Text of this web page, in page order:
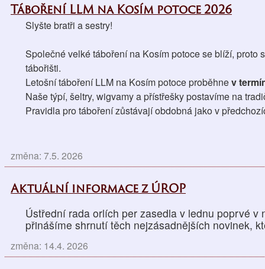
Táboření LLM na Kosím potoce 2026
Slyšte bratři a sestry!
Společné velké táboření na Kosím potoce se blíží, proto
tábořišti.
Letošní táboření LLM na Kosím potoce proběhne v
Naše týpí, šeltry, wigvamy a přístřešky postavíme na
Pravidla pro táboření zůstávají obdobná jako v
změna: 7.5. 2026
Aktuální informace z ÚROP
Ústřední rada orlích per zasedla v lednu poprvé v
přinášíme shrnutí těch nejzásadnějších novinek,
změna: 14.4. 2026